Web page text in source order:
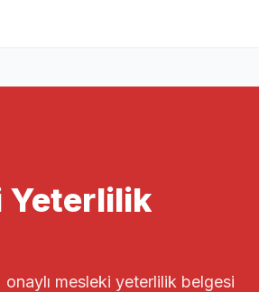
Yeterlilik
mesleki yeterlilik belgesi